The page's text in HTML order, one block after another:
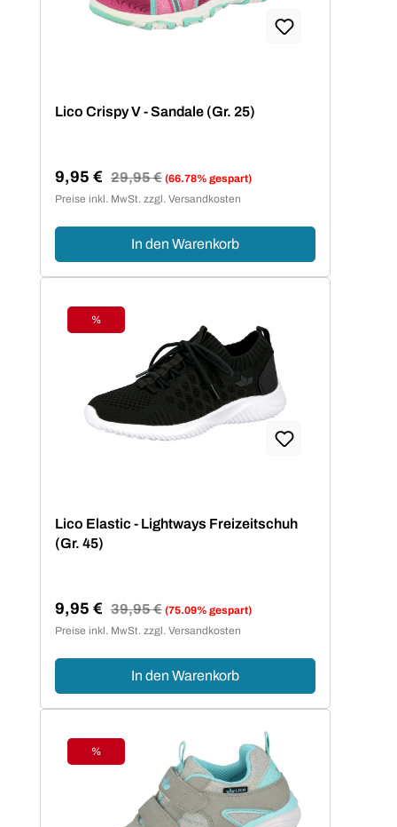
Lico Crispy V - Sandale (Gr. 25)
Verkaufspreis:
9,95 € Regulärer Preis:
29,95 € (66.78% gespart)
Preise inkl. MwSt. zzgl. Versandkosten
In den Warenkorb
Rabatt
%
Lico Elastic - Lightways Freizeitschuh
(Gr. 45)
Verkaufspreis:
9,95 € Regulärer Preis:
39,95 € (75.09% gespart)
Preise inkl. MwSt. zzgl. Versandkosten
In den Warenkorb
Rabatt
%